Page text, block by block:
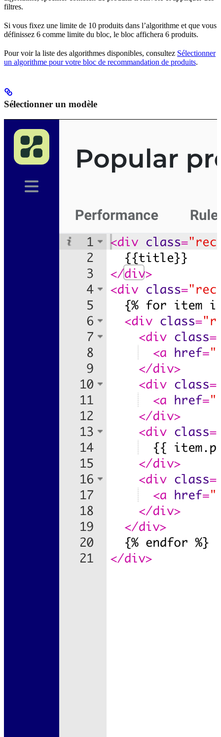
filtres.
Si vous fixez une limite de 10 produits dans l’algorithme et que vous
définissez 6 comme limite du bloc, le bloc affichera 6 produits.
Pour voir la liste des algorithmes disponibles, consultez Sélectionner
un algorithme pour votre bloc de recommandation de produits.
Sélectionner un modèle